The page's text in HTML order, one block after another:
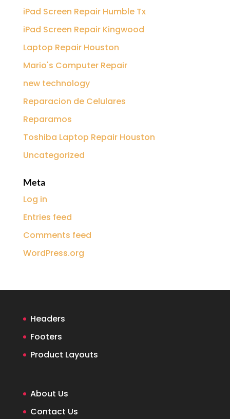
iPad Screen Repair Humble Tx
iPad Screen Repair Kingwood
Laptop Repair Houston
Mario's Computer Repair
new technology
Reparacion de Celulares
Reparamos
Toshiba Laptop Repair Houston
Uncategorized
Meta
Log in
Entries feed
Comments feed
WordPress.org
Headers
Footers
Product Layouts
About Us
Contact Us